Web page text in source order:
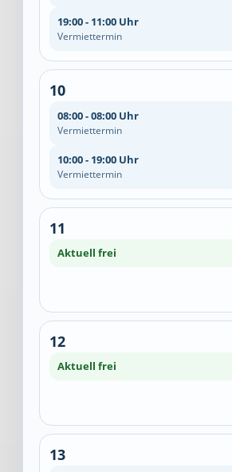
19:00 - 11:00 Uhr
Vermiettermin
10
08:00 - 08:00 Uhr
Vermiettermin
10:00 - 19:00 Uhr
Vermiettermin
11
Aktuell frei
12
Aktuell frei
13